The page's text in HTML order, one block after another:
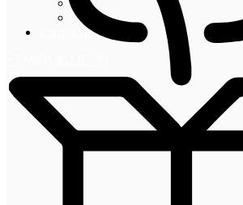
Блог
Новости
Контакты